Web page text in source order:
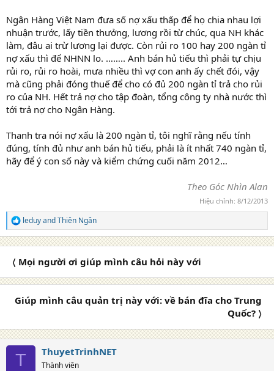
Ngân Hàng Việt Nam đưa số nợ xấu thấp để họ chia nhau lợi
nhuận trước, lấy tiền thưởng, lương rồi từ chúc, qua NH khác
làm, đâu ai trừ lương lại được. Còn rủi ro 100 hay 200 ngàn tỉ
nợ xấu thì để NHNN lo. …….. Anh bán hủ tiếu thì phải tự chịu
rủi ro, rủi ro hoài, mưa nhiều thì vợ con anh ấy chết đói, vậy
mà cũng phải đóng thuế để cho có đủ 200 ngàn tỉ trả cho rủi
ro của NH. Hết trả nợ cho tập đoàn, tổng công ty nhà nước thì
tới trả nợ cho Ngân Hàng.
Thanh tra nói nợ xấu là 200 ngàn tỉ, tôi nghĩ rằng nếu tính
đúng, tính đủ như anh bán hủ tiếu, phải là ít nhất 740 ngàn tỉ,
hãy để ý con số này và kiểm chứng cuối năm 2012…
Theo Góc Nhìn Alan
Hiệu chỉnh: 8/12/2013
R
e
a
o
leduyandThiên Ngân
〈 Mọi người ơi giúp mình câu hỏi này với
Giúp mình câu quản trị này với: về bán đĩa cho Trung
Quốc? 〉
T ThuyetTrinhNET
Thành viên